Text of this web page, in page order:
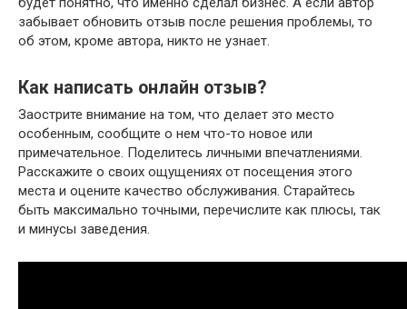
забывает обновить отзыв после решения проблемы, то
об этом, кроме автора, никто не узнает.
Как написать онлайн отзыв?
Заострите внимание на том, что делает это место
особенным, сообщите о нем что-то новое или
примечательное. Поделитесь личными впечатлениями.
Расскажите о своих ощущениях от посещения этого
места и оцените качество обслуживания. Старайтесь
быть максимально точными, перечислите как плюсы, так
и минусы заведения.